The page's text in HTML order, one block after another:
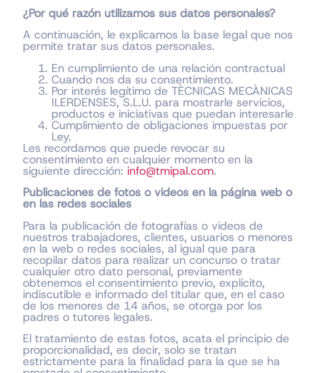
¿Por qué razón utilizamos sus datos personales?
A continuación, le explicamos la base legal que nos
permite tratar sus datos personales.
En cumplimiento de una relación contractual
Cuando nos da su consentimiento.
Por interés legítimo de TÈCNICAS MECÀNICAS
ILERDENSES, S.L.U. para mostrarle servicios,
productos e iniciativas que puedan interesarle
Cumplimiento de obligaciones impuestas por
Ley.
Les recordamos que puede revocar su
consentimiento en cualquier momento en la
siguiente dirección:info@tmipal.com.
Publicaciones de fotos o videos en la página web o
en las redes sociales
Para la publicación de fotografías o videos de
nuestros trabajadores, clientes, usuarios o menores
en la web o redes sociales, al igual que para
recopilar datos para realizar un concurso o tratar
cualquier otro dato personal, previamente
obtenemos el consentimiento previo, explícito,
indiscutible e informado del titular que, en el caso
de los menores de 14 años, se otorga por los
padres o tutores legales.
El tratamiento de estas fotos, acata el principio de
proporcionalidad, es decir, solo se tratan
estrictamente para la finalidad para la que se ha